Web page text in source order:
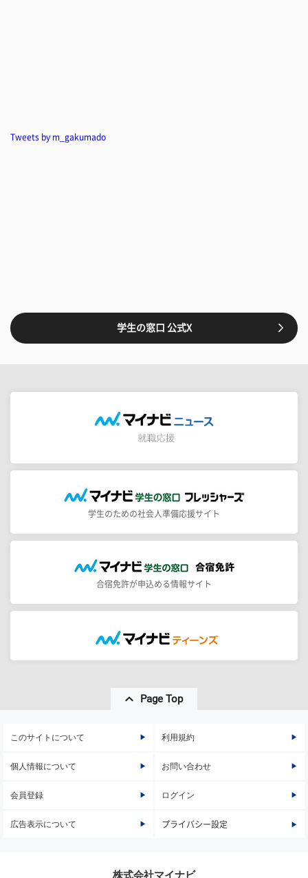
Tweets by m_gakumado
学生の窓口 公式X
学生のための社会人準備応援サイト
合宿免許が申込める情報サイト
Page Top
このサイトについて 利用規約
個人情報について お問い合わせ
会員登録 ログイン
広告表示について プライバシー設定
株式会社マイナビ